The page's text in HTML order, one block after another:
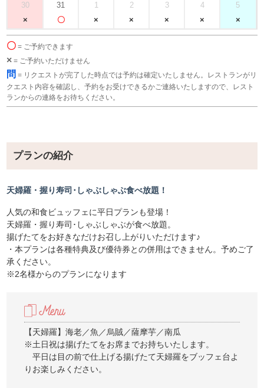
30 31 1 2 3 4 5
〇 = ご予約できます
× = ご予約いただけません
問 = リクエストが完了した時点では予約は確定いたしません。レストランがリ
クエスト内容を確認し、予約をお受けできるかご連絡いたしますので、レスト
ランからの連絡をお待ちください。
プランの紹介
天婦羅・握り寿司･しゃぶしゃぶ食べ放題！
人気の和食ビュッフェに平日プランも登場！
天婦羅・握り寿司･しゃぶしゃぶが食べ放題。
揚げたてをお好きなだけお召し上がりいただけます♪
・本プランは各種特典及び優待券との併用はできません。予めご了
承ください。
※2名様からのプランになります
【天婦羅】海老／魚／烏賊／薩摩芋／南瓜
※土日祝は揚げたてをお席までお持ちいたします。
平日は目の前で仕上げる揚げたて天婦羅をブッフェ台よ
りお楽しみください。